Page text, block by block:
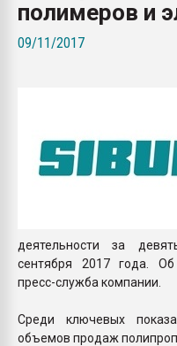
полимеров и
09/11/2017
деятельности за
сентября 2017 года.
пресс-служба компании.
Среди ключевых
объемов продаж